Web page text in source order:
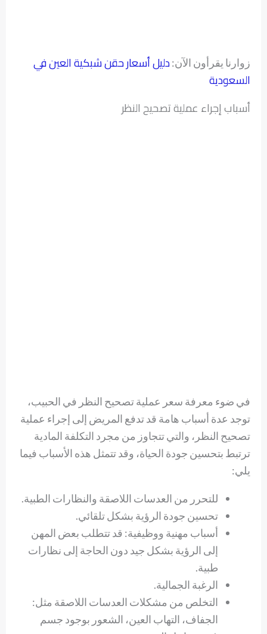
زوارنا يقرأون الآن:دليل أسعار حقن شبكية العين في
السعودية
أسباب إجراء عملية تصحيح النظر
في ضوء معرفة سعر عملية تصحيح النظر في الحبيب،
توجد عدة أسباب هامة قد تدفع المريض إلى إجراء عملية
تصحيح النظر، والتي تتجاوز من مجرد التكلفة المادية
ترتبط بتحسين جودة الحياة، وقد تتمثل هذه الأسباب فيما
يلي:
للتحرر من العدسات اللاصقة والنظارات الطبية.
تحسين جودة الرؤية بشكل تلقائي.
أسباب مهنية ووظيفية: قد تتطلب بعض المهن
إلى الرؤية بشكل جيد دون الحاجة إلى نظارات
طبية.
الرغبة الجمالية.
التخلص من مشكلات العدسات اللاصقة مثل:
الجفاف، التهاب العين، الشعور بوجود جسم